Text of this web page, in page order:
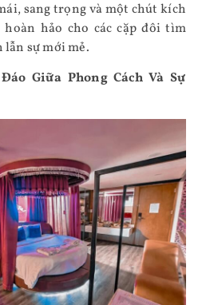
sang trọng và một chút kích
hảo cho các cặp đôi tìm
lẫn sự mới mẻ.
Giữa Phong Cách Và Sự